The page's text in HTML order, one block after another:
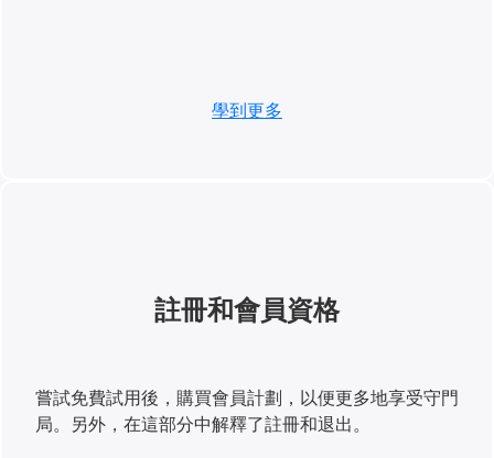
學到更多
註冊和會員資格
嘗試免費試用後，購買會員計劃，以便更多地享受守門
局。另外，在這部分中解釋了註冊和退出。